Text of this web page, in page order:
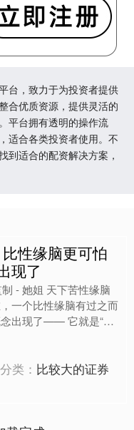
台，致力于为投资者提供
合优质资源，提供灵活的
平台拥有透明的操作流
适合各类投资者使用。不
到适合的配资解决方案，
性缘脑更可怕
现了
- 她姐 天下苦性缘脑
一个比性缘脑有过之而
出现了—— 它就是“竞
不分对象、不分场合地
分类： 比较大的证券